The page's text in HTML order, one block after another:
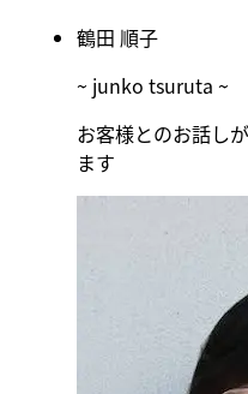
鶴田 順子
~ junko tsuruta ~
お客様とのお話し
ます